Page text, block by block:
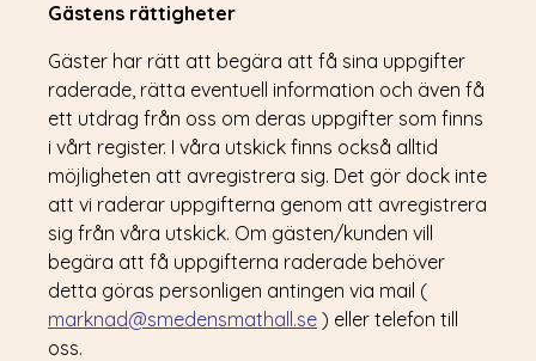
Gästens rättigheter
Gäster har rätt att begära att få sina uppgifter
raderade, rätta eventuell information och även få
ett utdrag från oss om deras uppgifter som finns
i vårt register. I våra utskick finns också alltid
möjligheten att avregistrera sig. Det gör dock inte
att vi raderar uppgifterna genom att avregistrera
sig från våra utskick. Om gästen/kunden vill
begära att få uppgifterna raderade behöver
detta göras personligen antingen via mail (
marknad@smedensmathall.se ) eller telefon till
oss.